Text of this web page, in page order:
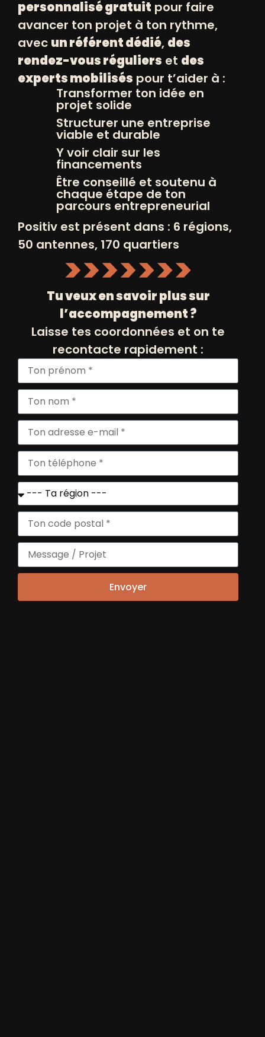
personnalisé gratuit pour faire
avancer ton projet à ton rythme,
avec un référent dédié, des
rendez-vous réguliers et des
experts mobilisés pour t’aider à :
Transformer ton idée en
projet solide
Structurer une entreprise
viable et durable
Y voir clair sur les
financements
Être conseillé et soutenu à
chaque étape de ton
parcours entrepreneurial
Positiv est présent dans : 6 régions,
50 antennes, 170 quartiers
Tu veux en savoir plus sur
l’accompagnement ?
Laisse tes coordonnées et on te
recontacte rapidement :
Envoyer